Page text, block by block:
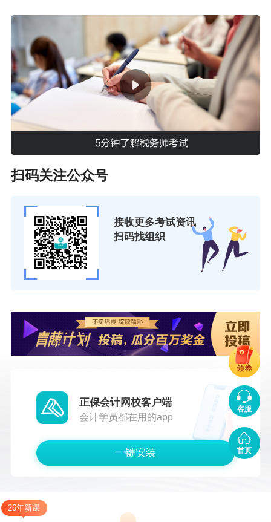
扫码关注公众号
接收更多考试资讯
扫码找组织
正保会计网校客户端
会计学员都在用的app
一键安装
26年新课
客服
首页
领券